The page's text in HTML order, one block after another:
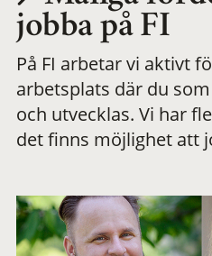
Utvecklas
flexibel
jobba på FI
På FI arbetar vi aktivt
arbetsplats där du
och utvecklas. Vi har
det finns möjlighet att